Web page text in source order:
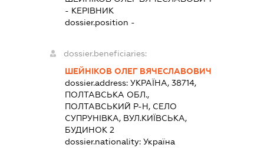
- КЕРІВНИК
dossier.position -
dossier.beneficiaries:
ШЕЙНІКОВ ОЛЕГ ВЯЧЕСЛАВОВИЧ
dossier.address:УКРАЇНА, 38714,
ПОЛТАВСЬКА ОБЛ.,
ПОЛТАВСЬКИЙ Р-Н, СЕЛО
СУПРУНІВКА, ВУЛ.КИЇВСЬКА,
БУДИНОК 2
dossier.nationality:Україна